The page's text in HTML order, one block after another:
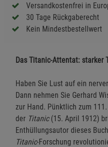
Versandkostenfrei in
30 Tage Rückgaberecht
Kein Mindestbestellwert
Das Titanic-Attentat: starker
Haben Sie Lust auf ein
Dann nehmen Sie Gerhard
zur Hand. Pünktlich zum
der Titanic(15. April 1912)
Enthüllungsautor dieses
Titanic-Forschung